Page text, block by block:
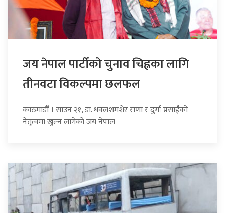
जय नेपाल पार्टीको चुनाव चिह्नका लागि
तीनवटा विकल्पमा छलफल
काठमाडौँ । साउन २१, डा. धवलशमशेर राणा र दुर्गा प्रसाईंको
नेतृत्वमा खुल्न लागेको जय नेपाल